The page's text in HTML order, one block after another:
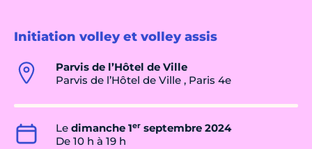
Initiation volley et volley assis
Parvis de l’Hôtel de Ville
Parvis de l’Hôtel de Ville , Paris 4e
Le dimanche 1er septembre 2024
De 10 h à 19 h